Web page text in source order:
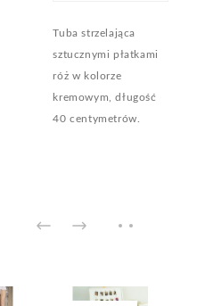
Tuba strzelająca
sztucznymi płatkami
róż w kolorze
kremowym, długość
40 centymetrów.